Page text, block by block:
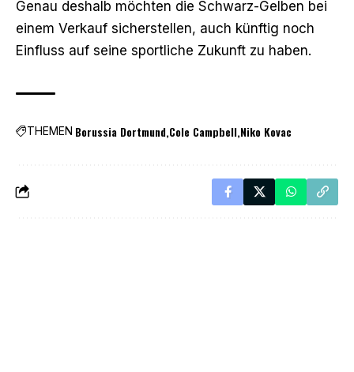
Genau deshalb möchten die Schwarz-Gelben bei
einem Verkauf sicherstellen, auch künftig noch
Einfluss auf seine sportliche Zukunft zu haben.
THEMEN Borussia Dortmund Cole Campbell Niko Kovac